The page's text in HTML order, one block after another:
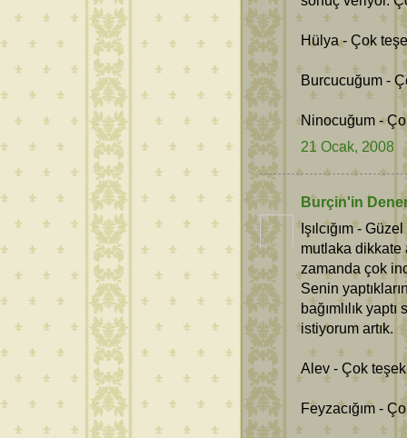
Hülya - Çok
Burcucuğum -
Ninocuğum -
21 Ocak, 2008
Burçin'in
Işılcığım -
mutlaka dikkate
zamanda çok
Senin
bağımlılık
istiyorum artık.
Alev - Çok
Feyzacığım -